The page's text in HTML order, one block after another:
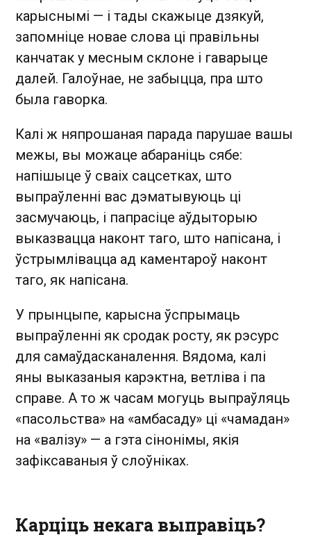
карыснымі — і тады скажыце дзякуй,
запомніце новае слова ці правільны
канчатак у месным склоне і гаварыце
далей. Галоўнае, не забыцца, пра што
была гаворка.
Калі ж няпрошаная парада парушае вашы
межы, вы можаце абараніць сябе:
напішыце ў сваіх сацсетках, што
выпраўленні вас дэматывуюць ці
засмучаюць, і папрасіце аўдыторыю
выказвацца наконт таго, што напісана, і
ўстрымлівацца ад каментароў наконт
таго, як напісана.
У прынцыпе, карысна ўспрымаць
выпраўленні як сродак росту, як рэсурс
для самаўдасканалення. Вядома, калі
яны выказаныя карэктна, ветліва і па
справе. А то ж часам могуць выпраўляць
«пасольства» на «амбасаду» ці «чамадан»
на «валізу» — а гэта сінонімы, якія
зафіксаваныя ў слоўніках.
Карціць некага выправіць?